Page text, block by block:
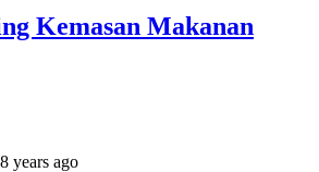
Kemasan Makanan
8 years ago